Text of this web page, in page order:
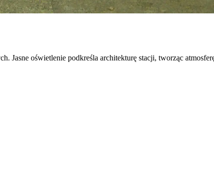
oświetlenie podkreśla architekturę stacji, tworząc